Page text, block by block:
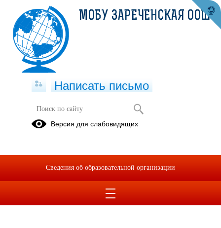
МОБУ ЗАРЕЧЕНСКАЯ ООШ
Написать письмо
Версия для слабовидящих
Сведения об образовательной организации